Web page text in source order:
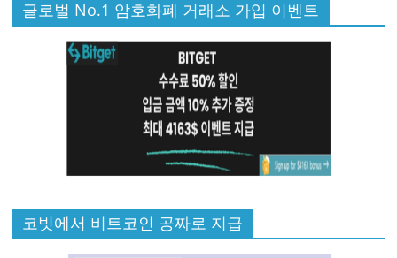
글로벌 No.1 암호화폐 거래소 가입 이벤트
코빗에서 비트코인 공짜로 지급